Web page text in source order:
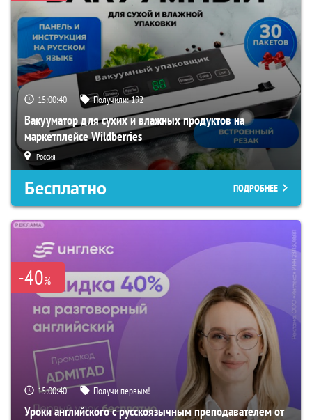
15:00:39 Получили:192
Вакууматор для сухих и влажных продуктов на
маркетплейсе Wildberries
Россия
Бесплатно ПОДРОБНЕЕ
-40%
15:00:39 Получи первым!
Уроки английского с русскоязычным преподавателем от